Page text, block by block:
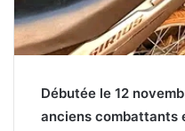
Débutée le 12
anciens combattants